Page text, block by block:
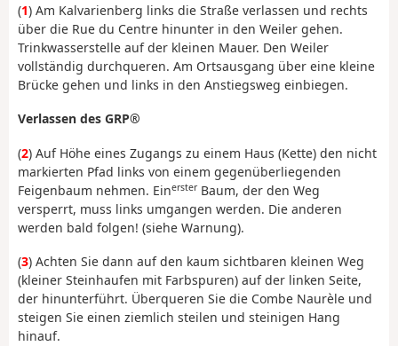
(1) Am Kalvarienberg links die Straße verlassen und rechts
über die Rue du Centre hinunter in den Weiler gehen.
Trinkwasserstelle auf der kleinen Mauer. Den Weiler
vollständig durchqueren. Am Ortsausgang über eine kleine
Brücke gehen und links in den Anstiegsweg einbiegen.
Verlassen des GRP®
(2) Auf Höhe eines Zugangs zu einem Haus (Kette) den nicht
markierten Pfad links von einem gegenüberliegenden
Feigenbaum nehmen. Einerster Baum, der den Weg
versperrt, muss links umgangen werden. Die anderen
werden bald folgen! (siehe Warnung).
(3) Achten Sie dann auf den kaum sichtbaren kleinen Weg
(kleiner Steinhaufen mit Farbspuren) auf der linken Seite,
der hinunterführt. Überqueren Sie die Combe Naurèle und
steigen Sie einen ziemlich steilen und steinigen Hang
hinauf.